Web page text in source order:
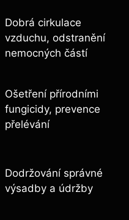
Dobrá cirkulace
vzduchu, odstranění
nemocných částí
Ošetření přírodními
fungicidy, prevence
přelévání
Dodržování správné
výsadby a údržby